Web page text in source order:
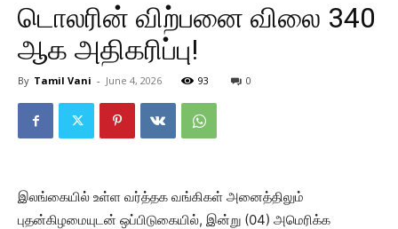
டொலரின் விற்பனை விலை 340
ஆக அதிகரிப்பு!
By Tamil Vani - June 4, 2026 93 0
இலங்கையில் உள்ள வர்த்தக வங்கிகள் அனைத்திலும்
புதன்கிழமையுடன் ஒப்பிடுகையில், இன்று (04) அமெரிக்க